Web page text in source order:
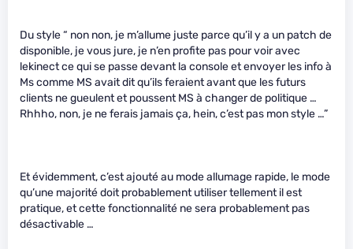
Du style “ non non, je m’allume juste parce qu’il y a un patch de
disponible, je vous jure, je n’en profite pas pour voir avec
lekinect ce qui se passe devant la console et envoyer les info à
Ms comme MS avait dit qu’ils feraient avant que les futurs
clients ne gueulent et poussent MS à changer de politique …
Rhhho, non, je ne ferais jamais ça, hein, c’est pas mon style …”
Et évidemment, c’est ajouté au mode allumage rapide, le mode
qu’une majorité doit probablement utiliser tellement il est
pratique, et cette fonctionnalité ne sera probablement pas
désactivable …